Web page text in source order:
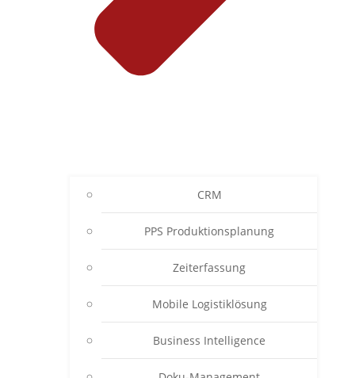
CRM
PPS Produktionsplanung
Zeiterfassung
Mobile Logistiklösung
Business Intelligence